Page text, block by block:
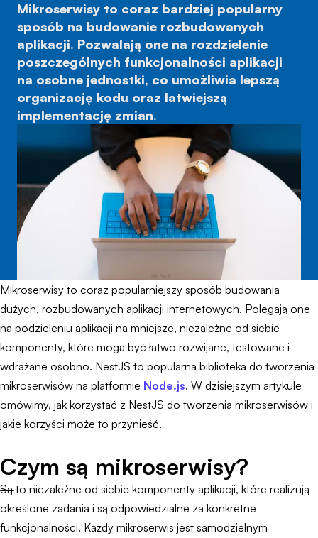
Mikroserwisy to coraz bardziej popularny
sposób na budowanie rozbudowanych
aplikacji. Pozwalają one na rozdzielenie
poszczególnych funkcjonalności aplikacji
na osobne jednostki, co umożliwia lepszą
organizację kodu oraz łatwiejszą
implementację zmian.
Mikroserwisy to coraz popularniejszy sposób budowania
dużych, rozbudowanych aplikacji internetowych. Polegają one
na podzieleniu aplikacji na mniejsze, niezależne od siebie
komponenty, które mogą być łatwo rozwijane, testowane i
wdrażane osobno. NestJS to popularna biblioteka do tworzenia
mikroserwisów na platformie Node.js. W dzisiejszym artykule
omówimy, jak korzystać z NestJS do tworzenia mikroserwisów i
jakie korzyści może to przynieść.
Czym są mikroserwisy?
Są to niezależne od siebie komponenty aplikacji, które realizują
określone zadania i są odpowiedzialne za konkretne
funkcjonalności. Każdy mikroserwis jest samodzielnym